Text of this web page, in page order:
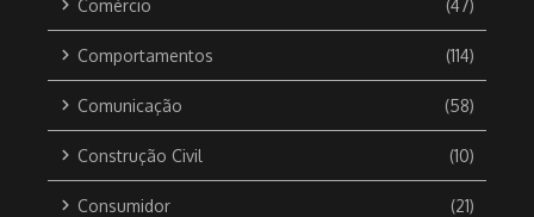
Comércio (47)
Comportamentos (114)
Comunicação (58)
Construção Civil (10)
Consumidor (21)